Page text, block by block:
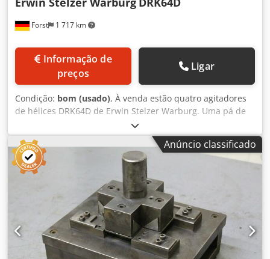
Forst 1 717 km
preços
Ligar
Condição: bom (usado), À venda estão quatro agitadores
de hélices DRK64D de Erwin Stelzer Warburg. Uma pá de
hélice está ligeiramente dobrada. Dados do produto: 11kW
380/660V Cedpsfr Iihefx Af Usrf 25.0/14.5A 1450rpm
Comprimento do eixo 600mm diâmetro da lâmina 340mm
DN250 0,85 cos IP44 50Hz
Anúncio classificado